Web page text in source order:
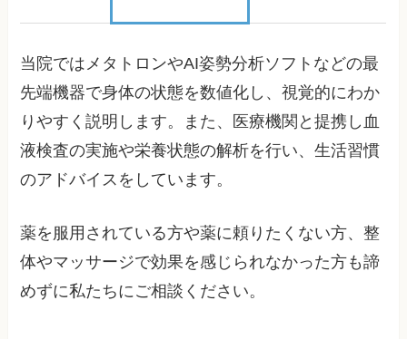
当院ではメタトロンやAI姿勢分析ソフトなどの最
先端機器で身体の状態を数値化し、視覚的にわか
りやすく説明します。また、医療機関と提携し血
液検査の実施や栄養状態の解析を行い、生活習慣
のアドバイスをしています。
薬を服用されている方や薬に頼りたくない方、整
体やマッサージで効果を感じられなかった方も諦
めずに私たちにご相談ください。